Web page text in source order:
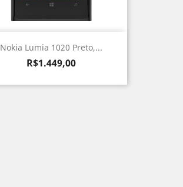
Nokia Lumia 1020 Preto,...
Preço
R$1.449,00